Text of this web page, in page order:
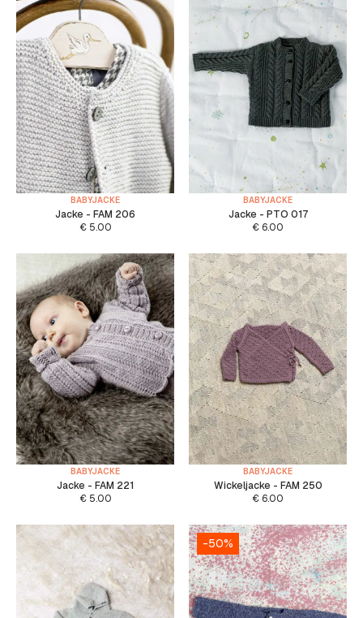
BABYJACKE
Jacke - FAM 206
€5.00
BABYJACKE
Jacke - PTO 017
€ 6.00
BABYJACKE
Jacke - FAM 221
€5.00
BABYJACKE
Wickeljacke - FAM 250
€ 6.00
-50%